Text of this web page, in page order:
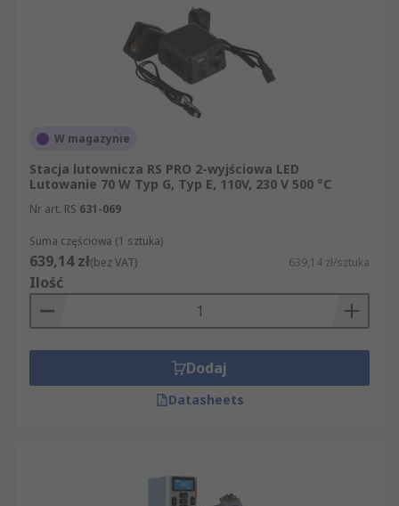
W magazynie
Stacja lutownicza RS PRO 2-wyjściowa LED
Lutowanie 70 W Typ G, Typ E, 110V, 230 V 500 °C
Nr art. RS 631-069
Suma częściowa (1 sztuka)
639,14 zł(bez VAT) 639,14 zł/sztuka
Ilość
Dodaj
Datasheets